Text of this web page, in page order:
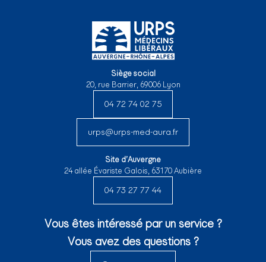
Siège social
20, rue Barrier, 69006 Lyon
04 72 74 02 75
urps@urps-med-aura.fr
Site d’Auvergne
24 allée Évariste Galois, 63170 Aubière
04 73 27 77 44
Vous êtes intéressé par un service ?
Vous avez des questions ?